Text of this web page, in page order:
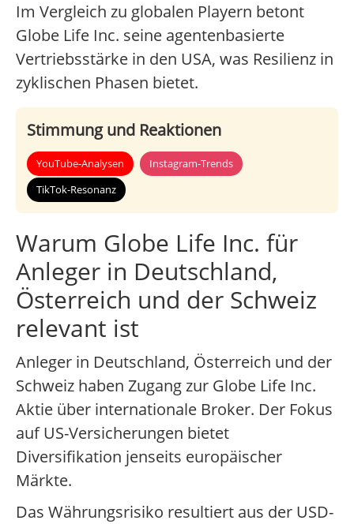
Im Vergleich zu globalen Playern betont
Globe Life Inc. seine agentenbasierte
Vertriebsstärke in den USA, was Resilienz in
zyklischen Phasen bietet.
Stimmung und Reaktionen
YouTube-Analysen
Instagram-Trends
TikTok-Resonanz
Warum Globe Life Inc. für
Anleger in Deutschland,
Österreich und der Schweiz
relevant ist
Anleger in Deutschland, Österreich und der
Schweiz haben Zugang zur Globe Life Inc.
Aktie über internationale Broker. Der Fokus
auf US-Versicherungen bietet
Diversifikation jenseits europäischer
Märkte.
Das Währungsrisiko resultiert aus der USD-